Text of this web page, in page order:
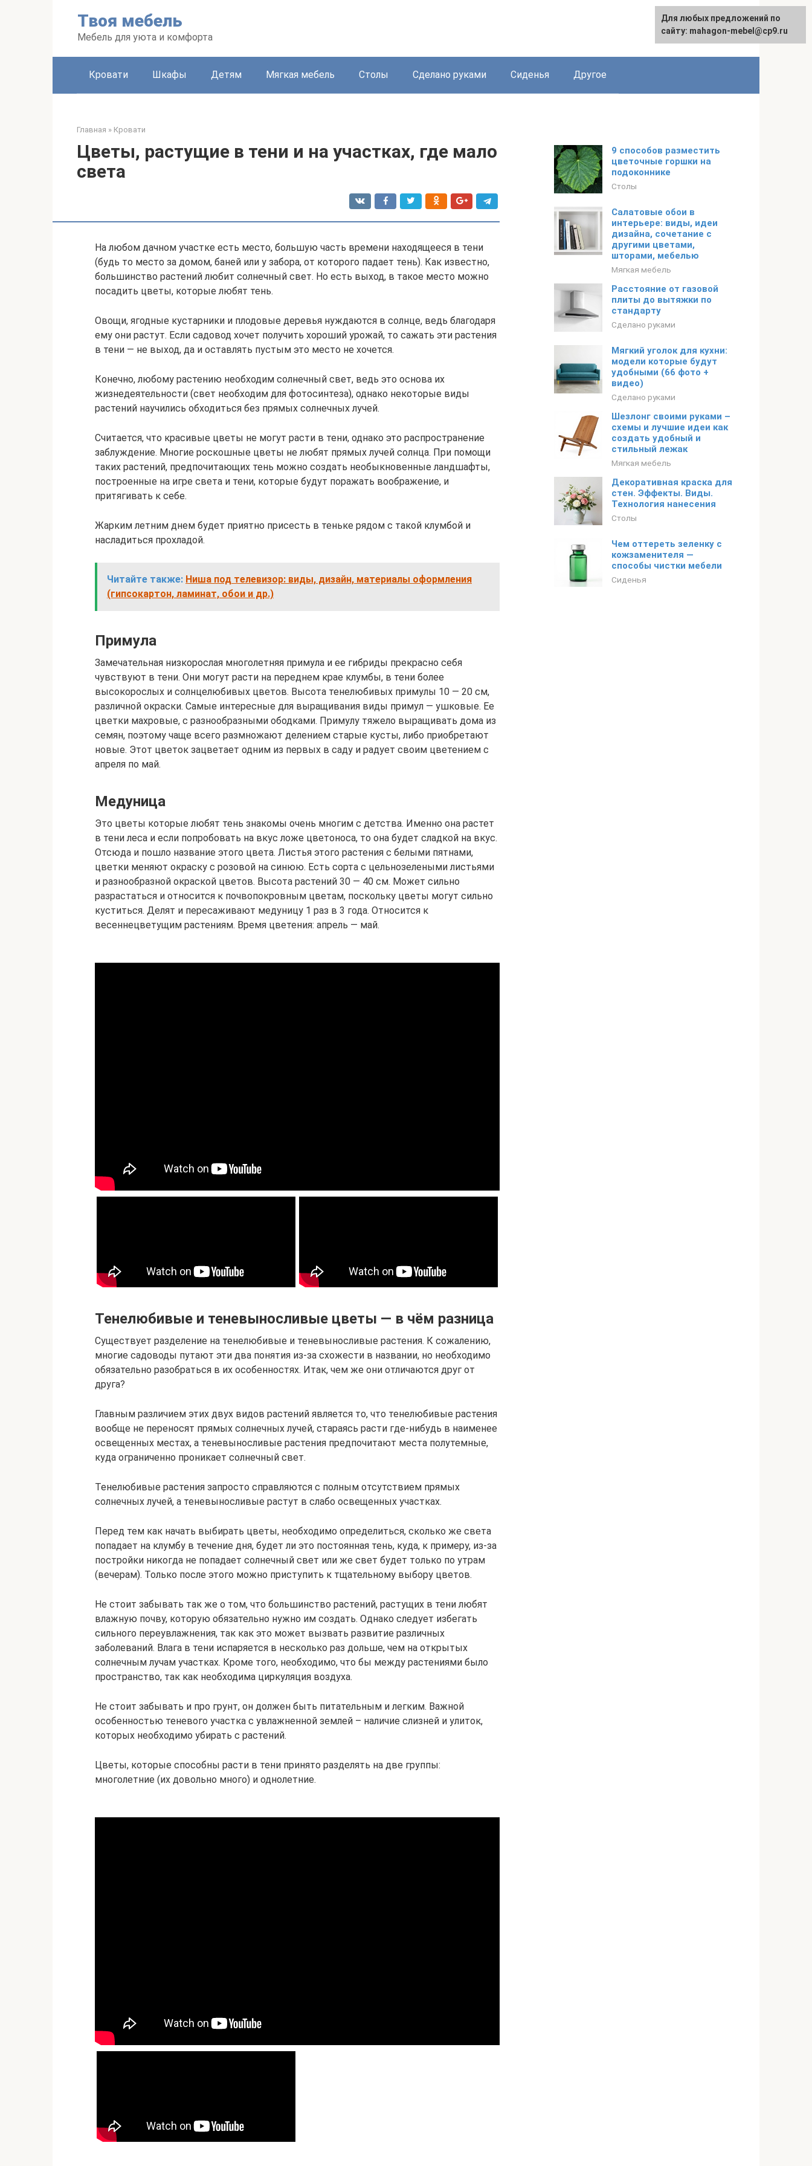
Твоя мебель
Мебель для уюта и комфорта
English
Кровати Шкафы Детям Мягкая мебель Столы Сделано руками Сиденья Другое
Главная » Кровати
Цветы, растущие в тени и на участках, где мало
света
На любом дачном участке есть место, большую часть времени находящееся в тени
(будь то место за домом, баней или у забора, от которого падает тень). Как известно,
большинство растений любит солнечный свет. Но есть выход, в такое место можно
посадить цветы, которые любят тень.
Овощи, ягодные кустарники и плодовые деревья нуждаются в солнце, ведь благодаря
ему они растут. Если садовод хочет получить хороший урожай, то сажать эти растения
в тени — не выход, да и оставлять пустым это место не хочется.
Конечно, любому растению необходим солнечный свет, ведь это основа их
жизнедеятельности (свет необходим для фотосинтеза), однако некоторые виды
растений научились обходиться без прямых солнечных лучей.
Считается, что красивые цветы не могут расти в тени, однако это распространение
заблуждение. Многие роскошные цветы не любят прямых лучей солнца. При помощи
таких растений, предпочитающих тень можно создать необыкновенные ландшафты,
построенные на игре света и тени, которые будут поражать воображение, и
притягивать к себе.
Жарким летним днем будет приятно присесть в теньке рядом с такой клумбой и
насладиться прохладой.
Читайте также: Ниша под телевизор: виды, дизайн, материалы оформления
(гипсокартон, ламинат, обои и др.)
Примула
Замечательная низкорослая многолетняя примула и ее гибриды прекрасно себя
чувствуют в тени. Они могут расти на переднем крае клумбы, в тени более
высокорослых и солнцелюбивых цветов. Высота тенелюбивых примулы 10 — 20 см,
различной окраски. Самые интересные для выращивания виды примул — ушковые. Ее
цветки махровые, с разнообразными ободками. Примулу тяжело выращивать дома из
семян, поэтому чаще всего размножают делением старые кусты, либо приобретают
новые. Этот цветок зацветает одним из первых в саду и радует своим цветением с
апреля по май.
Медуница
Это цветы которые любят тень знакомы очень многим с детства. Именно она растет
в тени леса и если попробовать на вкус ложе цветоноса, то она будет сладкой на вкус.
Отсюда и пошло название этого цвета. Листья этого растения с белыми пятнами,
цветки меняют окраску с розовой на синюю. Есть сорта с цельнозелеными листьями
и разнообразной окраской цветов. Высота растений 30 — 40 см. Может сильно
разрастаться и относится к почвопокровным цветам, поскольку цветы могут сильно
куститься. Делят и пересаживают медуницу 1 раз в 3 года. Относится к
весеннецветущим растениям. Время цветения: апрель — май.
Тенелюбивые и теневыносливые цветы — в чём разница
Существует разделение на тенелюбивые и теневыносливые растения. К сожалению,
многие садоводы путают эти два понятия из-за схожести в названии, но необходимо
обязательно разобраться в их особенностях. Итак, чем же они отличаются друг от
друга?
Главным различием этих двух видов растений является то, что тенелюбивые растения
вообще не переносят прямых солнечных лучей, стараясь расти где-нибудь в наименее
освещенных местах, а теневыносливые растения предпочитают места полутемные,
куда ограниченно проникает солнечный свет.
Тенелюбивые растения запросто справляются с полным отсутствием прямых
солнечных лучей, а теневыносливые растут в слабо освещенных участках.
Перед тем как начать выбирать цветы, необходимо определиться, сколько же света
попадает на клумбу в течение дня, будет ли это постоянная тень, куда, к примеру, из-за
постройки никогда не попадает солнечный свет или же свет будет только по утрам
(вечерам). Только после этого можно приступить к тщательному выбору цветов.
Не стоит забывать так же о том, что большинство растений, растущих в тени любят
влажную почву, которую обязательно нужно им создать. Однако следует избегать
сильного переувлажнения, так как это может вызвать развитие различных
заболеваний. Влага в тени испаряется в несколько раз дольше, чем на открытых
солнечным лучам участках. Кроме того, необходимо, что бы между растениями было
пространство, так как необходима циркуляция воздуха.
Не стоит забывать и про грунт, он должен быть питательным и легким. Важной
особенностью теневого участка с увлажненной землей – наличие слизней и улиток,
которых необходимо убирать с растений.
Цветы, которые способны расти в тени принято разделять на две группы:
многолетние (их довольно много) и однолетние.
9 способов разместить
цветочные горшки на
подоконнике
Столы
Салатовые обои в
интерьере: виды, идеи
дизайна, сочетание с
другими цветами,
шторами, мебелью
Мягкая мебель
Расстояние от газовой
плиты до вытяжки по
стандарту
Сделано руками
Мягкий уголок для кухни:
модели которые будут
удобными (66 фото +
видео)
Сделано руками
Шезлонг своими руками –
схемы и лучшие идеи как
создать удобный и
стильный лежак
Мягкая мебель
Декоративная краска для
стен. Эффекты. Виды.
Технология нанесения
Столы
Чем оттереть зеленку с
кожзаменителя —
способы чистки мебели
Сиденья
Для любых предложений по
сайту: mahagon-mebel@cp9.ru
Для любых предложений по
сайту: mahagon-mebel@cp9.ru